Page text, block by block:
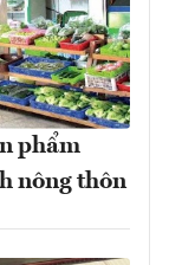
phẩm
nông thôn